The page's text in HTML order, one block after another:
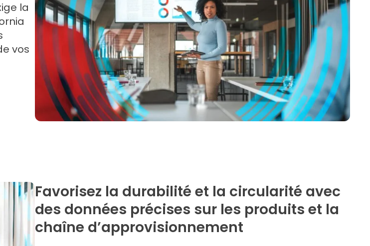
la
vos
Favorisez la durabilité et la circularité avec
des données précises sur les produits et la
chaîne d’approvisionnement